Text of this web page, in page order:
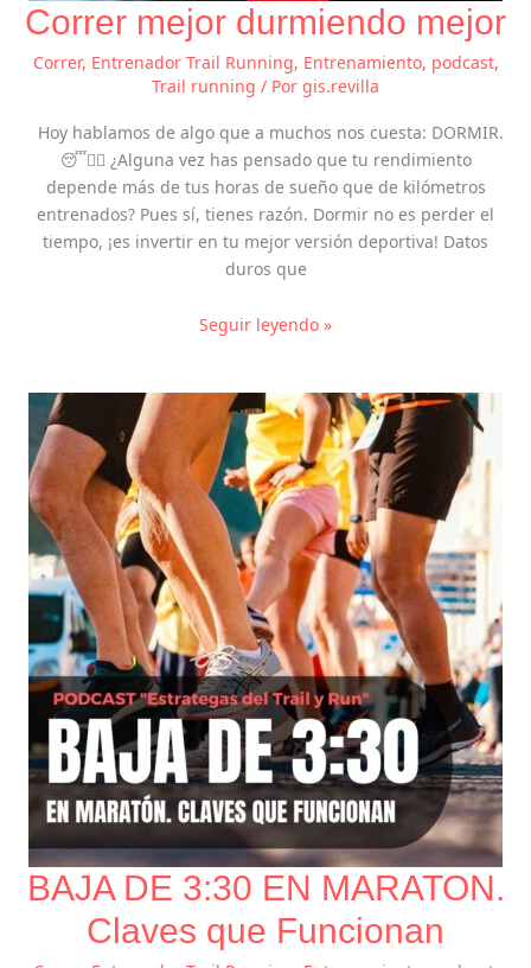
Correr mejor durmiendo mejor
Correr, Entrenador Trail Running, Entrenamiento, podcast,
Trail running / Por gis.revilla
Hoy hablamos de algo que a muchos nos cuesta: DORMIR.
😴🏃‍♀️ ¿Alguna vez has pensado que tu rendimiento
depende más de tus horas de sueño que de kilómetros
entrenados? Pues sí, tienes razón. Dormir no es perder el
tiempo, ¡es invertir en tu mejor versión deportiva! Datos
duros que
Seguir leyendo »
BAJA DE 3:30 EN MARATON.
Claves que Funcionan
BAJA
3:30
EN
MARATON.
Claves
que
Funcionan